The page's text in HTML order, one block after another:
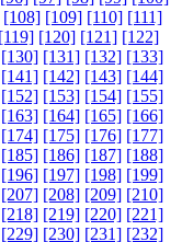
[108] [109] [110] [111]
[119] [120] [121] [122]
[130] [131] [132] [133]
[141] [142] [143] [144]
[152] [153] [154] [155]
[163] [164] [165] [166]
[174] [175] [176] [177]
[185] [186] [187] [188]
[196] [197] [198] [199]
[207] [208] [209] [210]
[218] [219] [220] [221]
[229] [230] [231] [232]